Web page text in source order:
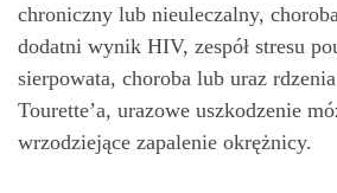
chroniczny lub nieuleczalny,
dodatni wynik HIV, zespół stresu
sierpowata, choroba lub uraz
Tourette’a, urazowe uszkodzenie
wrzodziejące zapalenie okrężnicy.